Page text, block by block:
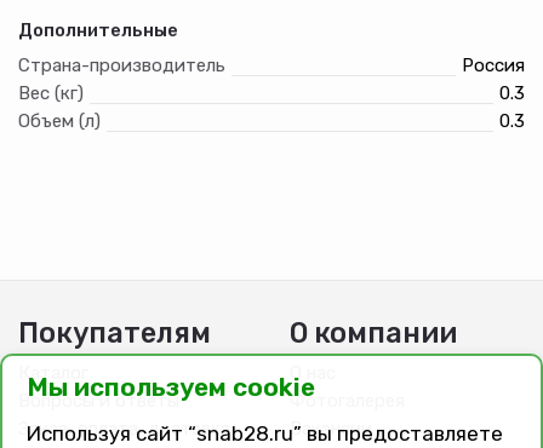
Дополнительные
Страна-производитель
Россия
Вес (кг)
0.3
Объем (л)
0.3
Покупателям
Каталог
Вопросы и ответы
Заказ, оплата, доставка
О компании
О нас
Фотогалерея
Вакансии
Мы используем cookie
Используя сайт “snab28.ru” вы предоставляете